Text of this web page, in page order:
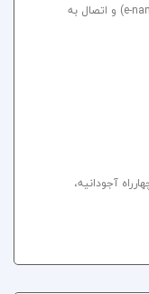
قابلیت دریافت نماد اعتماد الکترونیکی (e-namad) و اتصال به
آجودانیه،